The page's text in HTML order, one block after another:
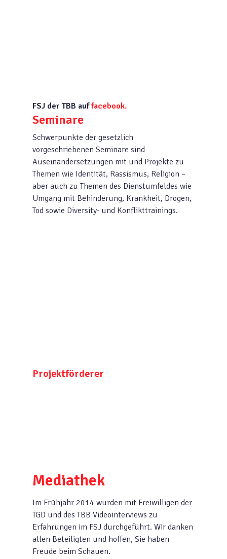
FSJ der TBB auffacebook.
Seminare
Schwerpunkte der gesetzlich
vorgeschriebenen Seminare sind
Auseinandersetzungen mit und Projekte zu
Themen wie Identität, Rassismus, Religion –
aber auch zu Themen des Dienstumfeldes wie
Umgang mit Behinderung, Krankheit, Drogen,
Tod sowie Diversity- und Konflikttrainings.
Projektförderer
Mediathek
Im Frühjahr 2014 wurden mit Freiwilligen der
TGD und des TBB Videointerviews zu
Erfahrungen im FSJ durchgeführt. Wir danken
allen Beteiligten und hoffen, Sie haben
Freude beim Schauen.